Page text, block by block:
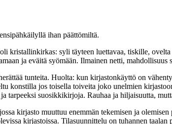
ihan päättömiltä.
kristallinkirkas: syli täyteen luettavaa, tiskille,
ja eväitä syömään. Ilmainen netti,
tunteita. Huolta: kun kirjastonkäyttö on
konstilla jos toisella toiveita joko unelmien
tarpeeksi suosikkikirjoja. Rauhaa ja hiljaisuutta,
kirjasto muuttuu enemmän tekemisen ja
kirjastoissa. Tilasuunnittelu on tuhannen